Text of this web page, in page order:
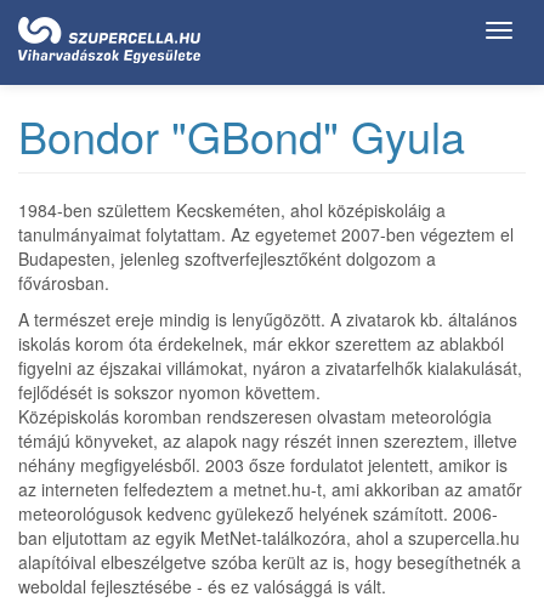
Ugrás
tartalomra
Bondor "GBond" Gyula
1984-ben születtem Kecskeméten, ahol középiskoláig a
tanulmányaimat folytattam. Az egyetemet 2007-ben végeztem el
Budapesten, jelenleg szoftverfejlesztőként dolgozom a
fővárosban.
A természet ereje mindig is lenyűgözött. A zivatarok kb. általános
iskolás korom óta érdekelnek, már ekkor szerettem az ablakból
figyelni az éjszakai villámokat, nyáron a zivatarfelhők kialakulását,
fejlődését is sokszor nyomon követtem.
Középiskolás koromban rendszeresen olvastam meteorológia
témájú könyveket, az alapok nagy részét innen szereztem, illetve
néhány megfigyelésből. 2003 ősze fordulatot jelentett, amikor is
az interneten felfedeztem a metnet.hu-t, ami akkoriban az amatőr
meteorológusok kedvenc gyülekező helyének számított. 2006-
ban eljutottam az egyik MetNet-találkozóra, ahol a szupercella.hu
alapítóival elbeszélgetve szóba került az is, hogy besegíthetnék a
weboldal fejlesztésébe - és ez valósággá is vált.